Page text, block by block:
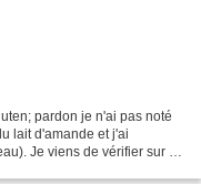
pardon je n'ai pas noté
lait d'amande et j'ai
Je viens de vérifier sur la